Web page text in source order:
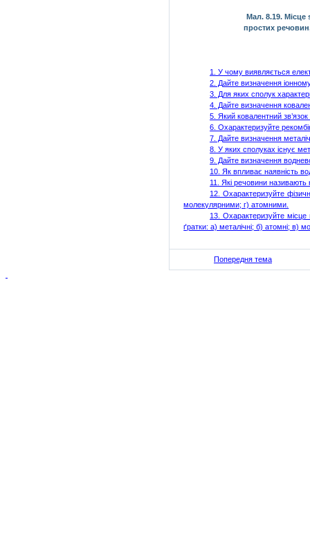
Мал. 8.19. Місце
простих
1. У чому виявляється
2. Дайте визначення іонному
3. Для яких сполук
4. Дайте визначення
5. Який ковалентний
6. Охарактеризуйте
7. Дайте визначення
8. У яких сполуках існує
9. Дайте визначення
10. Як впливає наявність
11. Які речовини
12. Охарактеризуйте
молекулярними; г) атомними.
13. Охарактеризуйте місце
ґратки: а) металічні; б) атомні; в)
Попередня тема